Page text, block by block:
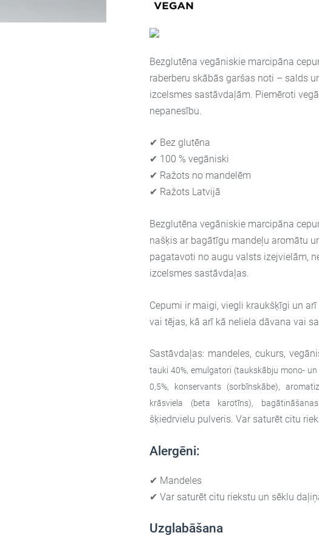
Bezglutēna vegāniskie marcipāna
raberberu skābās garšas noti – salds
izcelsmes sastāvdaļām. Piemēroti
nepanesību.
✔ Bez glutēna
✔ 100 % vegāniski
✔ Ražots no mandelēm
✔ Ražots Latvijā
Bezglutēna vegāniskie marcipāna
našķis ar bagātīgu mandeļu aromātu
pagatavoti no augu valsts izejvielām,
izcelsmes sastāvdaļas.
Cepumi ir maigi, viegli kraukšķīgi un
vai tējas, kā arī kā neliela dāvana vai
Sastāvdaļas: mandeles, cukurs,
tauki 40%, emulgatori (taukskābju mono-
0,5%, konservants (sorbīnskābe),
krāsviela (beta karotīns),
šķiedrvielu pulveris. Var saturēt citu
Alergēni:
✔ Mandeles
✔ Var saturēt citu riekstu un sēklu
Uzglabāšana